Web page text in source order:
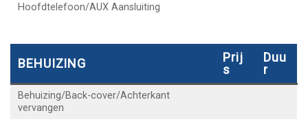
Hoofdtelefoon/AUX Aansluiting
BEHUIZING
Prij
S
Duu
R
Behuizing/Back-cover/Achterkant
vervangen